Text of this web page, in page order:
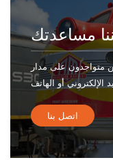
مساعدتك
متواجدون على مدار
اتصل بنا